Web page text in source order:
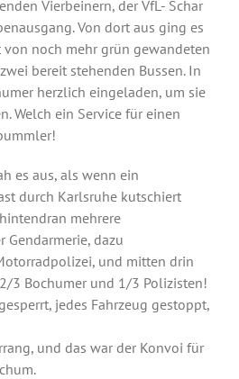
Vierbeinern, der VfL- Schar
Von dort aus ging es
von noch mehr grün gewandeten
bereit stehenden Bussen. In
herzlich eingeladen, um sie
Welch ein Service für einen
es aus, als wenn ein
durch Karlsruhe kutschiert
mehrere
Gendarmerie, dazu
und mitten drin
3 Bochumer und 1/3 Polizisten!
jedes Fahrzeug gestoppt,
und das war der Konvoi für